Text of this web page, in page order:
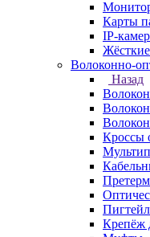
Карты
IP-
Волоконно-
Назад
Кроссы
Крепёж